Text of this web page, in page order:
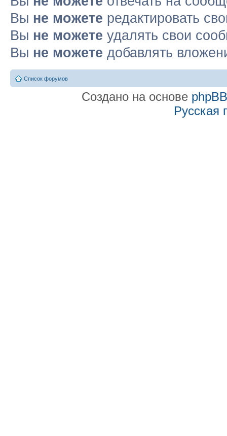
Вы не можете редактировать
Вы не можете удалять свои
Вы не можете добавлять
Список форумов
Создано на основе phpBB
Русская